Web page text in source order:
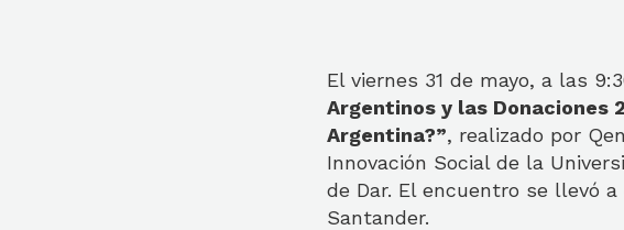
El viernes 31 de mayo, a las
Argentinos y las Donaciones
Argentina?”, realizado por
Innovación Social de la
de Dar. El encuentro se llevó
Santander.